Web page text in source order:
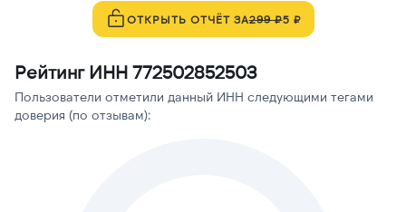
ОТКРЫТЬ ОТЧЁТ ЗА299 ₽5 ₽
Рейтинг ИНН 772502852503
Пользователи отметили данный ИНН следующими тегами
доверия (по отзывам):